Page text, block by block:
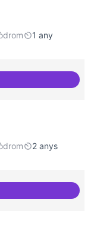
1 any
2 anys
d'ILPs